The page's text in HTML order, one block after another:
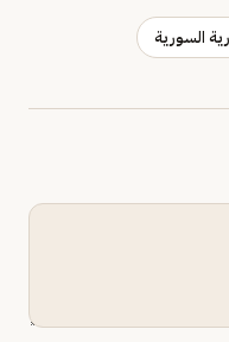
السورية